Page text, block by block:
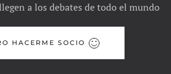
a los debates de todo el mundo
HACERME SOCIO